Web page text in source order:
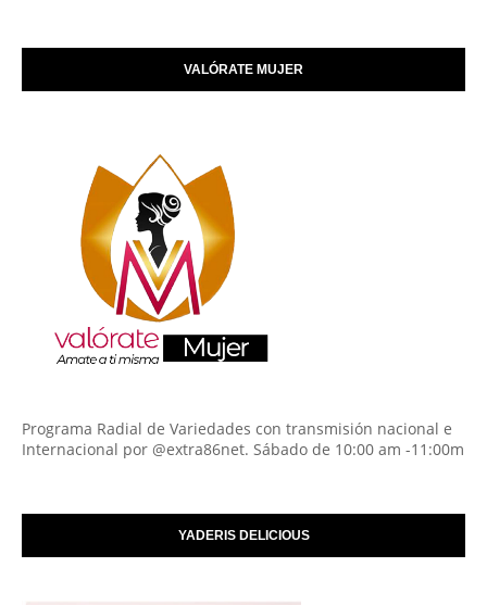
VALÓRATE MUJER
Programa Radial de Variedades con transmisión nacional e
Internacional por @extra86net. Sábado de 10:00 am -11:00m
YADERIS DELICIOUS